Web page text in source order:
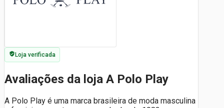
Loja verificada
Avaliações da loja A Polo Play
A Polo Play é uma marca brasileira de moda masculina